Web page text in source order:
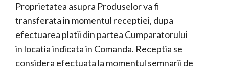
Proprietatea asupra Produselor va fi
transferata in momentul receptiei, dupa
efectuarea platii din partea Cumparatorului
in locatia indicata in Comanda. Receptia se
considera efectuata la momentul semnarii de